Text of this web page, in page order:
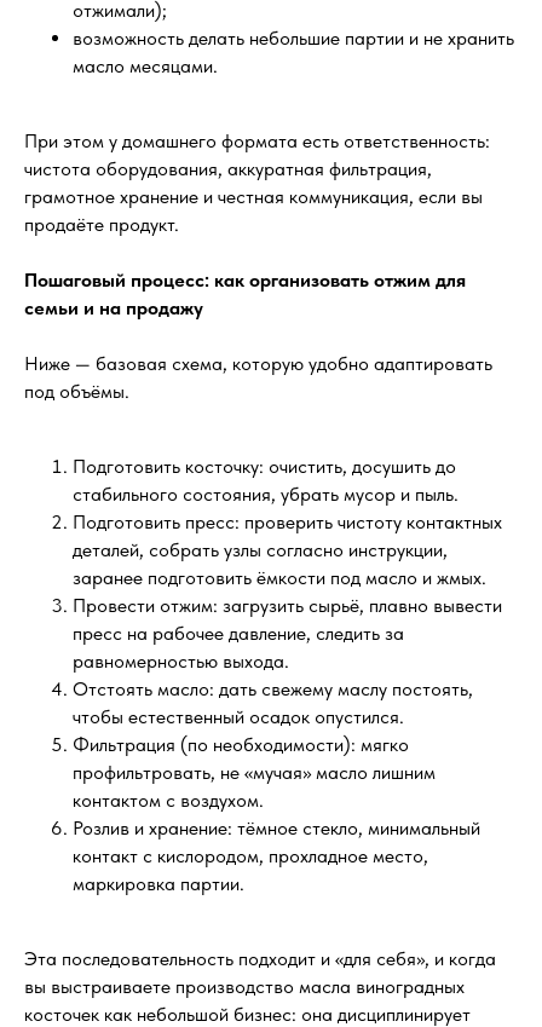
отжимали);
возможность делать небольшие партии и не хранить
масло месяцами.
При этом у домашнего формата есть ответственность:
чистота оборудования, аккуратная фильтрация,
грамотное хранение и честная коммуникация, если вы
продаёте продукт.
Пошаговый процесс: как организовать отжим для
семьи и на продажу
Ниже — базовая схема, которую удобно адаптировать
под объёмы.
Подготовить косточку: очистить, досушить до
стабильного состояния, убрать мусор и пыль.
Подготовить пресс: проверить чистоту контактных
деталей, собрать узлы согласно инструкции,
заранее подготовить ёмкости под масло и жмых.
Провести отжим: загрузить сырьё, плавно вывести
пресс на рабочее давление, следить за
равномерностью выхода.
Отстоять масло: дать свежему маслу постоять,
чтобы естественный осадок опустился.
Фильтрация (по необходимости): мягко
профильтровать, не «мучая» масло лишним
контактом с воздухом.
Розлив и хранение: тёмное стекло, минимальный
контакт с кислородом, прохладное место,
маркировка партии.
Эта последовательность подходит и «для себя», и когда
вы выстраиваете производство масла виноградных
косточек как небольшой бизнес: она дисциплинирует